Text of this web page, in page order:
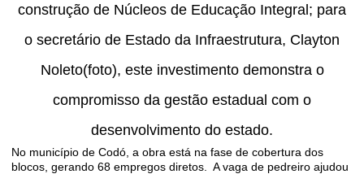
construção de Núcleos de Educação Integral; para
o secretário de Estado da Infraestrutura, Clayton
Noleto(foto), este investimento demonstra o
compromisso da gestão estadual com o
desenvolvimento do estado.
No município de Codó, a obra está na fase de cobertura dos
blocos, gerando 68 empregos diretos. A vaga de pedreiro ajudou